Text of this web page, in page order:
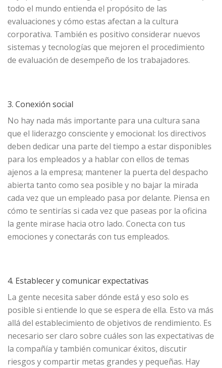
todo el mundo entienda el propósito de las
evaluaciones y cómo estas afectan a la cultura
corporativa. También es positivo considerar nuevos
sistemas y tecnologías que mejoren el procedimiento
de evaluación de desempeño de los trabajadores.
3. Conexión social
No hay nada más importante para una cultura sana
que el liderazgo consciente y emocional: los directivos
deben dedicar una parte del tiempo a estar disponibles
para los empleados y a hablar con ellos de temas
ajenos a la empresa; mantener la puerta del despacho
abierta tanto como sea posible y no bajar la mirada
cada vez que un empleado pasa por delante. Piensa en
cómo te sentirías si cada vez que paseas por la oficina
la gente mirase hacia otro lado. Conecta con tus
emociones y conectarás con tus empleados.
4. Establecer y comunicar expectativas
La gente necesita saber dónde está y eso solo es
posible si entiende lo que se espera de ella. Esto va más
allá del establecimiento de objetivos de rendimiento. Es
necesario ser claro sobre cuáles son las expectativas de
la compañía y también comunicar éxitos, discutir
riesgos y compartir metas grandes y pequeñas. Hay